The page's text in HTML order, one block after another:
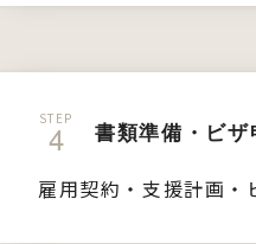
STEP
書類準備・ビザ
雇用契約・支援計画・